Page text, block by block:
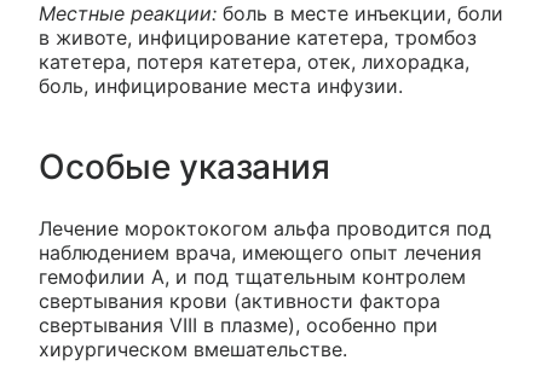
Местные реакции: боль в месте инъекции, боли
в животе, инфицирование катетера, тромбоз
катетера, потеря катетера, отек, лихорадка,
боль, инфицирование места инфузии.
Особые указания
Лечение мороктокогом альфа проводится под
наблюдением врача, имеющего опыт лечения
гемофилии А, и под тщательным контролем
свертывания крови (активности фактора
свертывания VIII в плазме), особенно при
хирургическом вмешательстве.